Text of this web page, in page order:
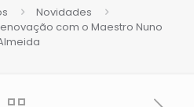
Novidades
com o Maestro Nuno